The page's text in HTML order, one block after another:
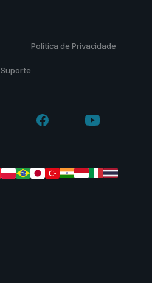
Política de Privacidade
Suporte